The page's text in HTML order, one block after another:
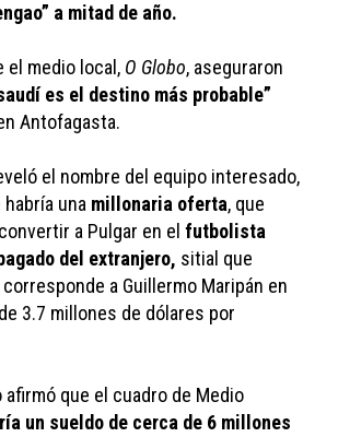
a mitad de año.
el medio local, O Globo, aseguraron
es el destino más probable”
Antofagasta.
el nombre del equipo interesado,
una millonaria oferta, que
a Pulgar en el futbolista
del extranjero, sitial que
a Guillermo Maripán en
3.7 millones de dólares por
afirmó que el cuadro de Medio
un sueldo de cerca de 6 millones